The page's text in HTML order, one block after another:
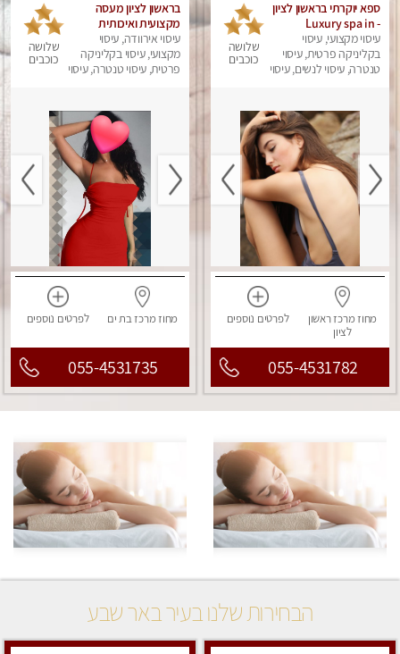
ספא יוקרתי בראשון לציון
- Luxury spa in
Rishon Lezion
עיסוי מקצועי, עיסוי
בקליניקה פרטית, עיסוי
טנטרה, עיסוי לנשים, עיסוי
שלושה
כוכבים
מחוז מרכזראשון
לציון
לפרטים נוספים
055-4531782
בראשון לציון מעסה
מקצועית ואיכותית
פרטי!!! ללא מין !!
עיסוי אירוודה, עיסוי
מקצועי, עיסוי בקליניקה
פרטית, עיסוי טנטרה, עיסוי
שלושה
כוכבים
מחוז מרכזבת ים לפרטים נוספים
055-4531735
הבחירות שלנו בעיר באר שבע